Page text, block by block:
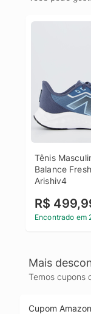
Tênis
Balance
Arishiv4
R$
Encontrado em
Mais
Temos cupons
Cupom Amazon